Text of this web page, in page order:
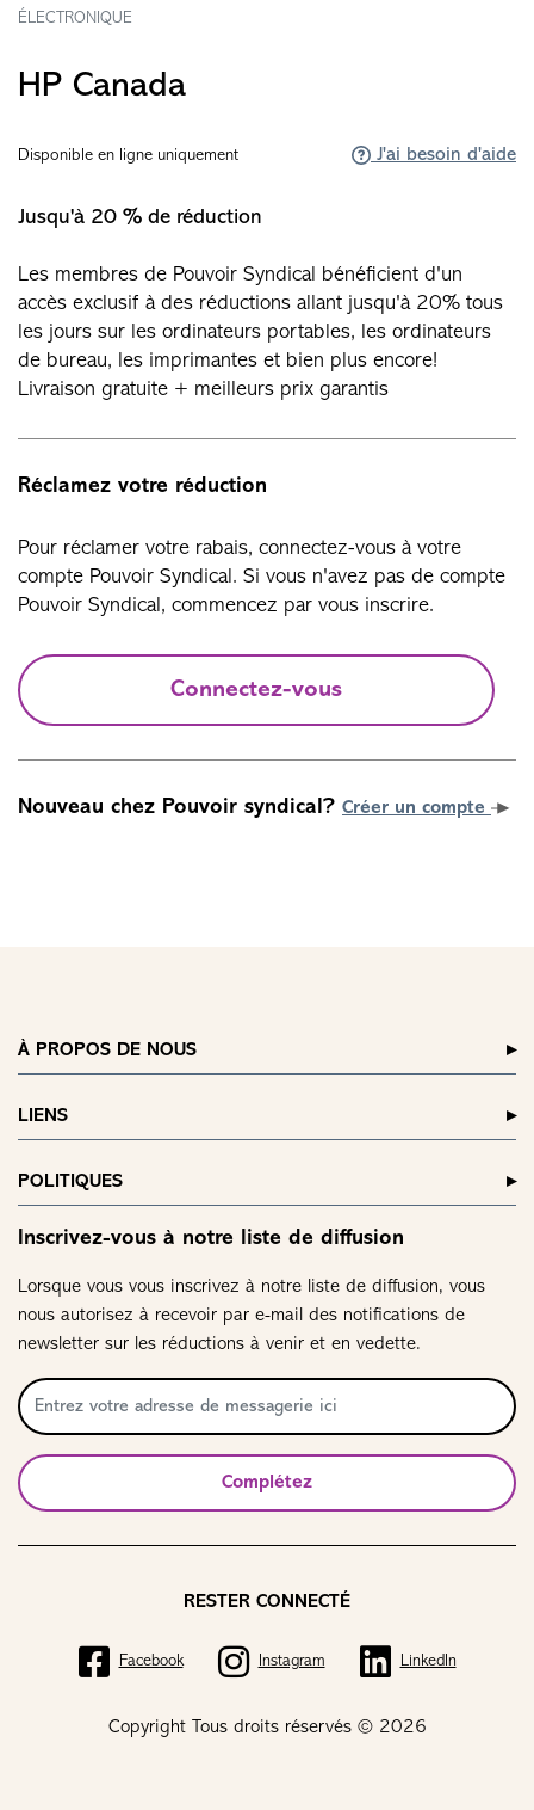
ÉLECTRONIQUE
HP Canada
Disponible en ligne uniquement J'ai besoin d'aide
Jusqu'à 20 % de réduction
Les membres de Pouvoir Syndical bénéficient d'un
accès exclusif à des réductions allant jusqu'à 20% tous
les jours sur les ordinateurs portables, les ordinateurs
de bureau, les imprimantes et bien plus encore!
Livraison gratuite + meilleurs prix garantis
Réclamez votre réduction
Pour réclamer votre rabais, connectez-vous à votre
compte Pouvoir Syndical. Si vous n'avez pas de compte
Pouvoir Syndical, commencez par vous inscrire.
Connectez-vous
Nouveau chez Pouvoir syndical? Créer un compte
À PROPOS DE NOUS
LIENS
POLITIQUES
Inscrivez-vous à notre liste de diffusion
Lorsque vous vous inscrivez à notre liste de diffusion, vous
nous autorisez à recevoir par e-mail des notifications de
newsletter sur les réductions à venir et en vedette.
Complétez
Copyright Tous droits réservés © 2026
RESTER CONNECTÉ
Facebook Instagram LinkedIn